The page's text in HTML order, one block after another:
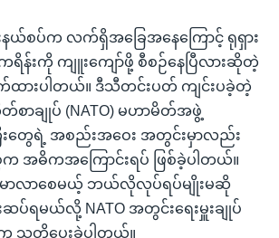
ယ်စပ်က လက်ရှိအခြေအနေကြောင့် ရုရှား
ရိန်းကို ကျူးကျော်ဖို့ စီစဉ်နေပြီလားဆိုတဲ့
ထားပါတယ်။ ဒီသီတင်းပတ် ကျင်းပခဲ့တဲ့
စာချုပ် (NATO) မဟာမိတ်အဖွဲ့
ကြီးတွေရဲ့ အစည်းအဝေး အတွင်းမှာလည်း
က အဓိကအကြောင်းရပ် ဖြစ်ခဲ့ပါတယ်။
မာလာစေမယ့် ဘယ်လိုလုပ်ရပ်မျိုးမဆို
ဆပ်ရမယ်လို့ NATO အတွင်းရေးမှူးချုပ်
က သတိပေးခဲ့ပါတယ်။